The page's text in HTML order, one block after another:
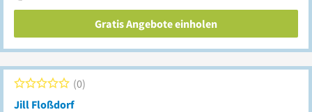
Gratis Angebote einholen
Jill Floßdorf
0